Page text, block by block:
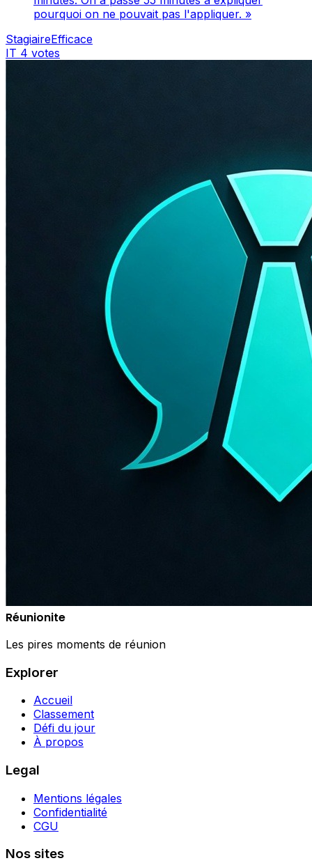
pourquoi on ne pouvait pas l'appliquer. »
StagiaireEfficace
IT 4 votes
Réunionite
Les pires moments de réunion
Explorer
Accueil
Classement
Défi du jour
À propos
Legal
Mentions légales
Confidentialité
CGU
Nos sites